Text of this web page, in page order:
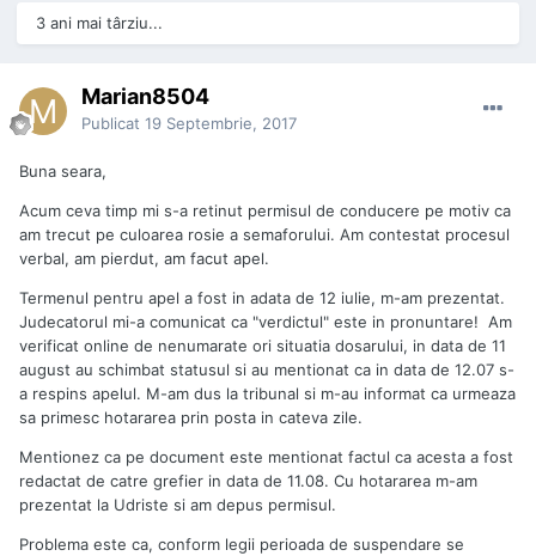
3 ani mai târziu...
Marian8504
Publicat 19 Septembrie, 2017
Buna seara,
Acum ceva timp mi s-a retinut permisul de conducere pe motiv ca
am trecut pe culoarea rosie a semaforului. Am contestat procesul
verbal, am pierdut, am facut apel.
Termenul pentru apel a fost in adata de 12 iulie, m-am prezentat.
Judecatorul mi-a comunicat ca "verdictul" este in pronuntare! Am
verificat online de nenumarate ori situatia dosarului, in data de 11
august au schimbat statusul si au mentionat ca in data de 12.07 s-
a respins apelul. M-am dus la tribunal si m-au informat ca urmeaza
sa primesc hotararea prin posta in cateva zile.
Mentionez ca pe document este mentionat factul ca acesta a fost
redactat de catre grefier in data de 11.08. Cu hotararea m-am
prezentat la Udriste si am depus permisul.
Problema este ca, conform legii perioada de suspendare se